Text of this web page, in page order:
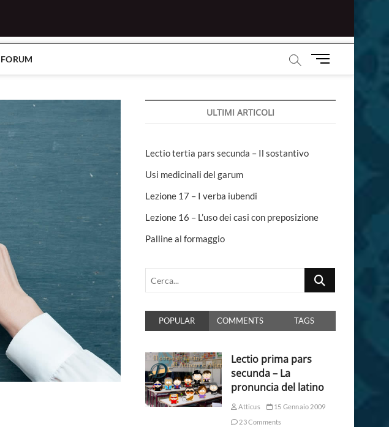
FORUM
M
u
u
ULTIMI ARTICOLI
Lectio tertia pars secunda – Il sostantivo
Usi medicinali del garum
Lezione 17 – I verba iubendi
Lezione 16 – L’uso dei casi con preposizione
Palline al formaggio
Cerca...
POPULAR COMMENTS TAGS
Lectio prima pars
secunda – La
pronuncia del latino
Atticus
15 Gennaio 2009
23 Comments